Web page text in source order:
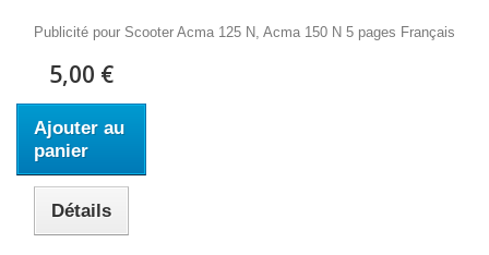
Publicité pour Scooter Acma 125 N, Acma 150 N 5 pages Français
5,00 €
Ajouter au
panier
Détails